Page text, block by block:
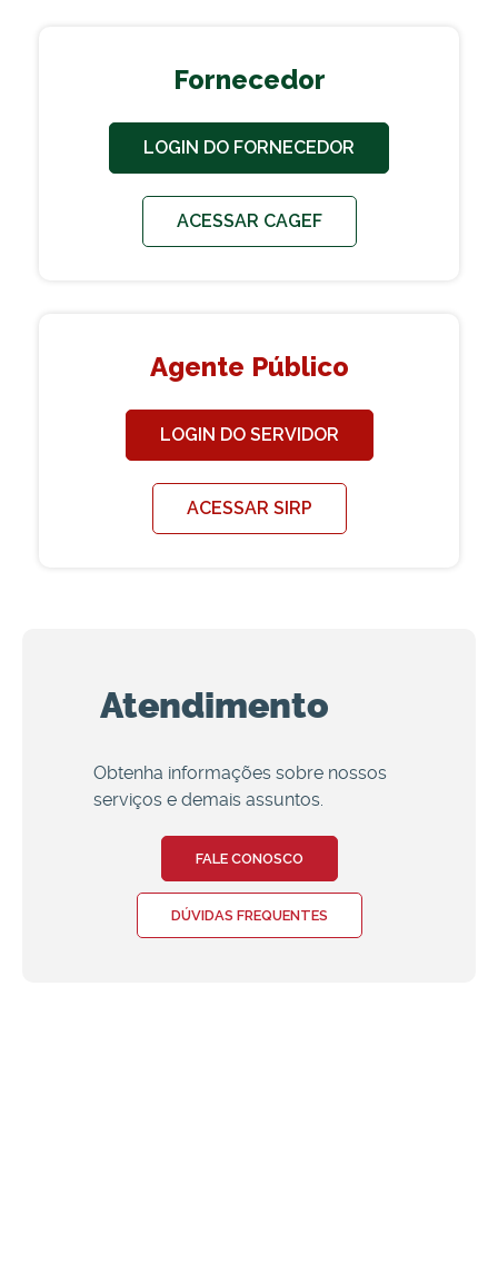
Fornecedor
LOGIN DO FORNECEDOR
ACESSAR CAGEF
Agente Público
LOGIN DO SERVIDOR
ACESSAR SIRP
Atendimento
Obtenha informações sobre nossos
serviços e demais assuntos.
FALE CONOSCO
DÚVIDAS FREQUENTES